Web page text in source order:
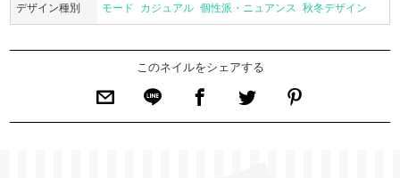
デザイン種別 モード カジュアル 個性派・ニュアンス 秋冬デザイン
このネイルをシェアする